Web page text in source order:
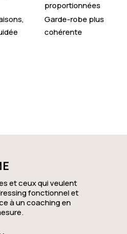
proportionnées
Garde-robe plus
cohérente
et ceux qui veulent
fonctionnel et
à un coaching en